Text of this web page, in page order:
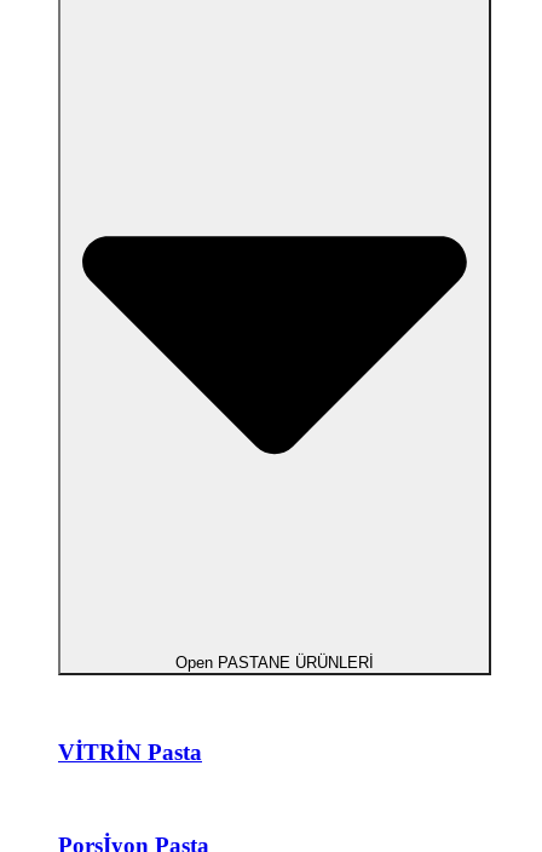
Open PASTANE ÜRÜNLERİ
VİTRİN Pasta
Porsİyon Pasta